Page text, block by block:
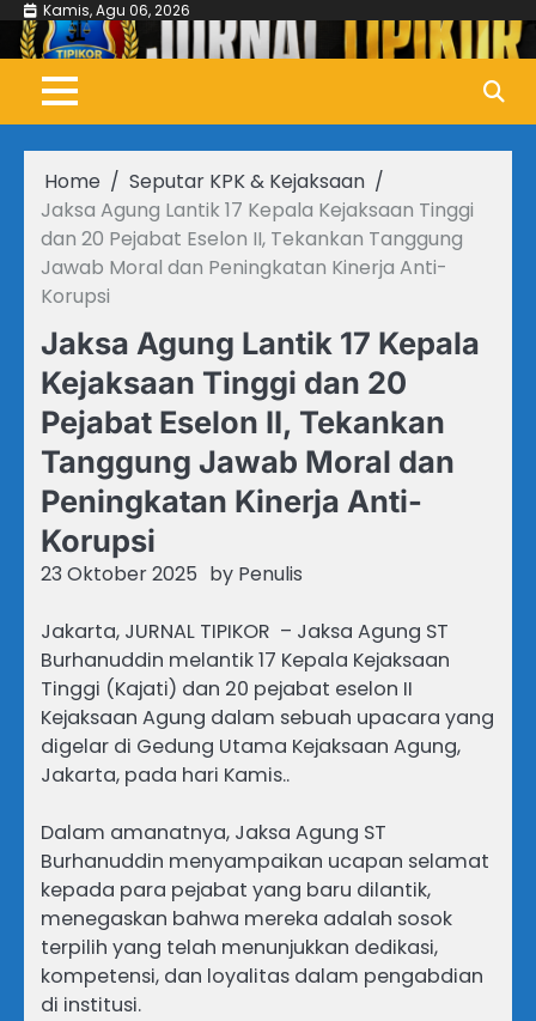
Skip
content
Kamis, Agu 06, 2026
Home
Seputar KPK & Kejaksaan
Jaksa Agung Lantik 17 Kepala Kejaksaan Tinggi
dan 20 Pejabat Eselon II, Tekankan Tanggung
Jawab Moral dan Peningkatan Kinerja Anti-
Korupsi
Jaksa Agung Lantik 17 Kepala
Kejaksaan Tinggi dan 20
Pejabat Eselon II, Tekankan
Tanggung Jawab Moral dan
Peningkatan Kinerja Anti-
Korupsi
23 Oktober 2025 by Penulis
Jakarta, JURNAL TIPIKOR – Jaksa Agung ST
Burhanuddin melantik 17 Kepala Kejaksaan
Tinggi (Kajati) dan 20 pejabat eselon II
Kejaksaan Agung dalam sebuah upacara yang
digelar di Gedung Utama Kejaksaan Agung,
Jakarta, pada hari Kamis..
Dalam amanatnya, Jaksa Agung ST
Burhanuddin menyampaikan ucapan selamat
kepada para pejabat yang baru dilantik,
menegaskan bahwa mereka adalah sosok
terpilih yang telah menunjukkan dedikasi,
kompetensi, dan loyalitas dalam pengabdian
di institusi.